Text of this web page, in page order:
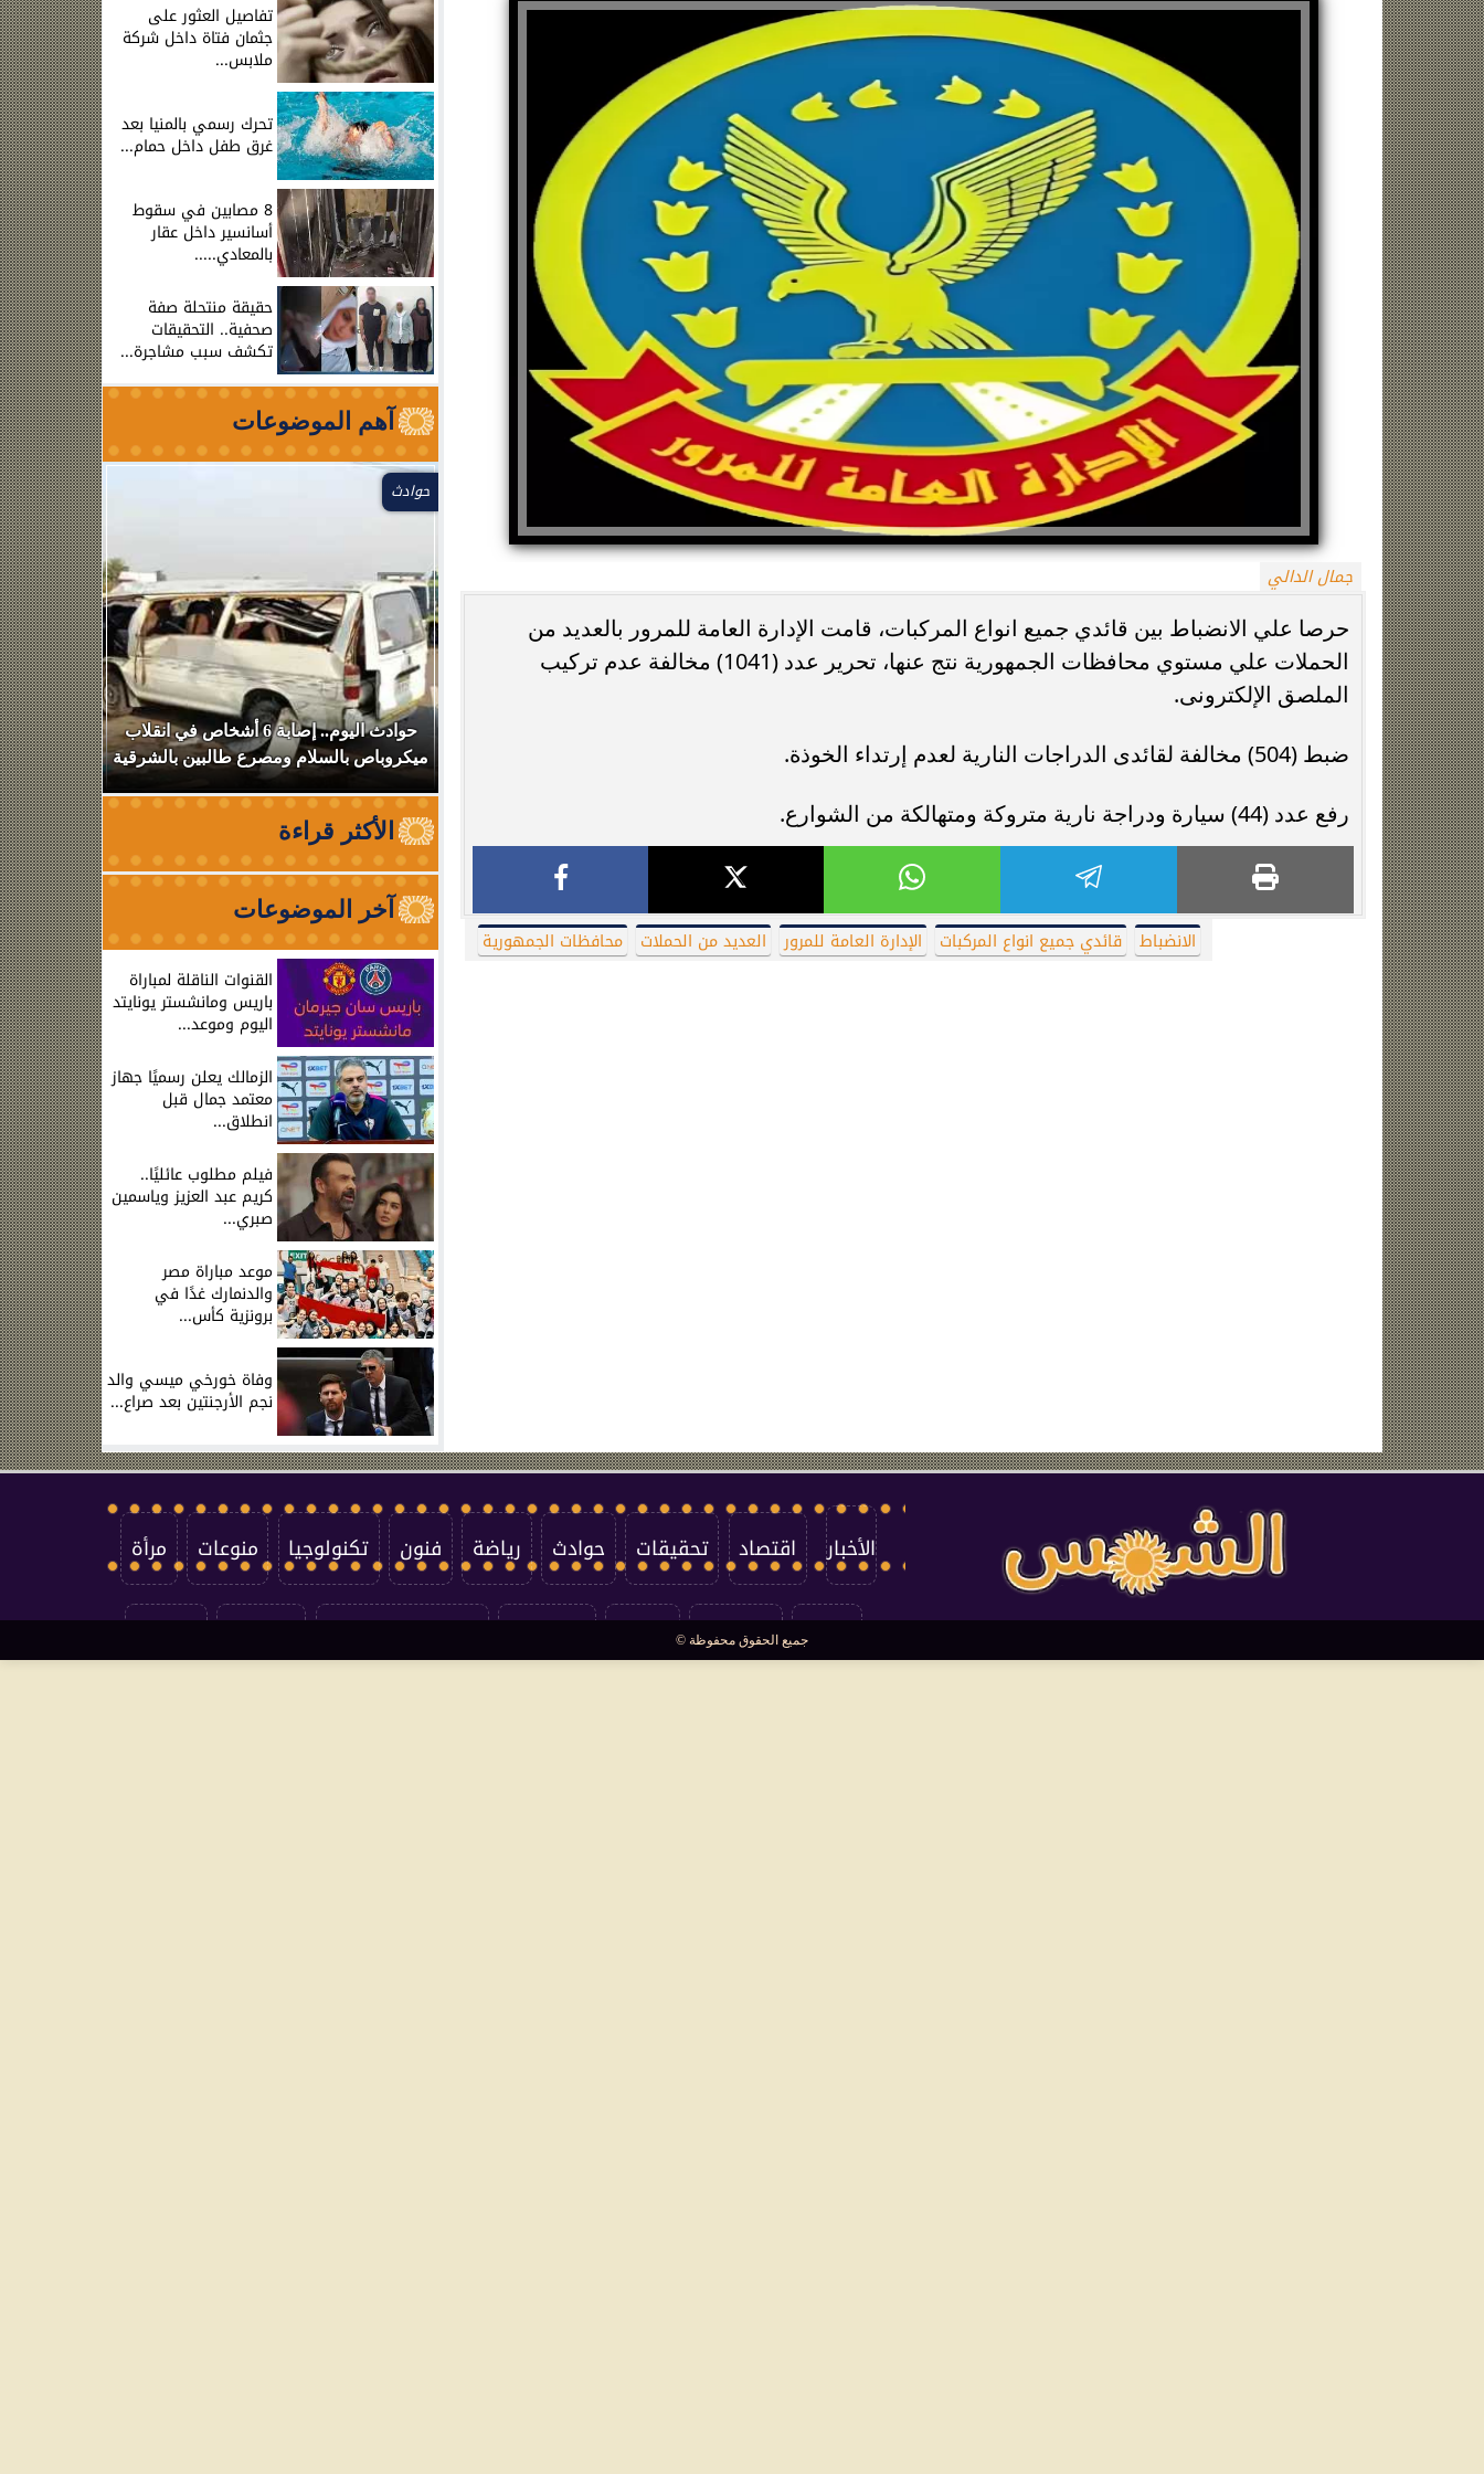
جمال الدالي
حرصا علي الانضباط بين قائدي جميع انواع المركبات، قامت الإدارة العامة للمرور بالعديد من
الحملات علي مستوي محافظات الجمهورية نتج عنها، تحرير عدد (1041) مخالفة عدم تركيب
الملصق الإلكترونى.
ضبط (504) مخالفة لقائدى الدراجات النارية لعدم إرتداء الخوذة.
رفع عدد (44) سيارة ودراجة نارية متروكة ومتهالكة من الشوارع.
الانضباط قائدي جميع انواع المركبات الإدارة العامة للمرور العديد من الحملات محافظات الجمهورية
تفاصيل العثور على
جثمان فتاة داخل شركة
ملابس...
تحرك رسمي بالمنيا بعد
غرق طفل داخل حمام...
8 مصابين في سقوط
أسانسير داخل عقار
بالمعادي.....
حقيقة منتحلة صفة
صحفية.. التحقيقات
تكشف سبب مشاجرة...
آهم الموضوعات
الزمالك يعلن رسميًا جهاز معتمد جمال قبل
انطلاق موسم 2026-2027
وياسمين صبري في منافسة صيف 2026
حوادث
حوادث اليوم.. إصابة 6 أشخاص في انقلاب
ميكروباص بالسلام ومصرع طالبين بالشرقية
استهداف
الأكثر قراءة
آخر الموضوعات
القنوات الناقلة لمباراة
باريس ومانشستر يونايتد
اليوم وموعد...
الزمالك يعلن رسميًا جهاز
معتمد جمال قبل
انطلاق...
فيلم مطلوب عائليًا..
كريم عبد العزيز وياسمين
صبري...
موعد مباراة مصر
والدنمارك غدًا في
برونزية كأس...
وفاة خورخي ميسي والد
نجم الأرجنتين بعد صراع...
الأخبار اقتصاد تحقيقات حوادث رياضة فنون تكنولوجيا منوعات مرأة
العالم سوشيال
جميع الحقوق محفوظة ©